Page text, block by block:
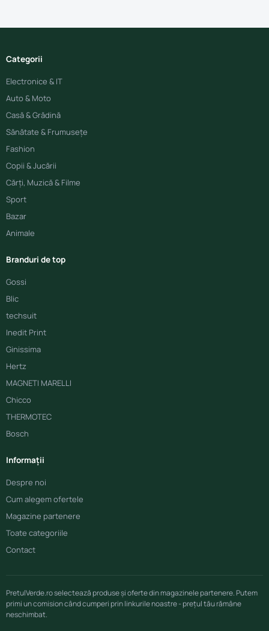
Categorii
Electronice & IT
Auto & Moto
Casă & Grădină
Sănătate & Frumusețe
Fashion
Copii & Jucării
Cărți, Muzică & Filme
Sport
Bazar
Animale
Branduri de top
Gossi
Blic
techsuit
Inedit Print
Ginissima
Hertz
MAGNETI MARELLI
Chicco
THERMOTEC
Bosch
Informații
Despre noi
Cum alegem ofertele
Magazine partenere
Toate categoriile
Contact
PretulVerde.ro selectează produse și oferte din magazinele partenere. Putem
primi un comision când cumperi prin linkurile noastre - prețul tău rămâne
neschimbat.